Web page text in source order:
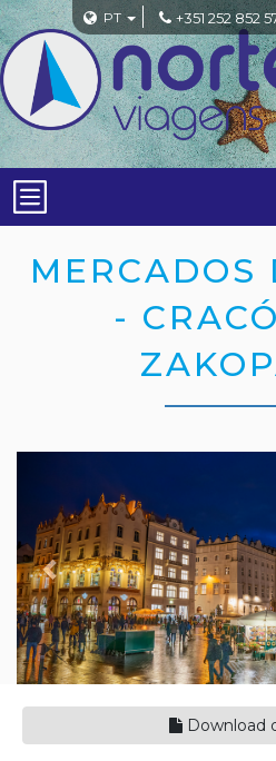
PT +351 252 852
MERCADOS
-
Download